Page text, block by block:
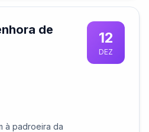
de
à padroeira da
12
DEZ